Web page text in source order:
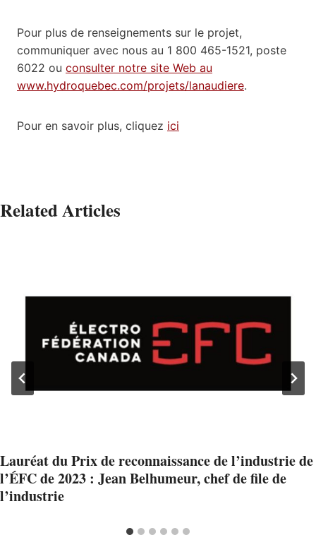
Pour plus de renseignements sur le projet,
communiquer avec nous au 1 800 465-1521, poste
6022 ou consulter notre site Web au
www.hydroquebec.com/projets/lanaudiere.
Pour en savoir plus, cliquez ici
Related Articles
Lauréat du Prix de reconnaissance de l’industrie de
l’ÉFC de 2023 : Jean Belhumeur, chef de file de
l’industrie